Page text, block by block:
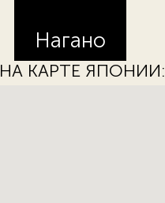
Нагано
НА КАРТЕ ЯПОНИИ: